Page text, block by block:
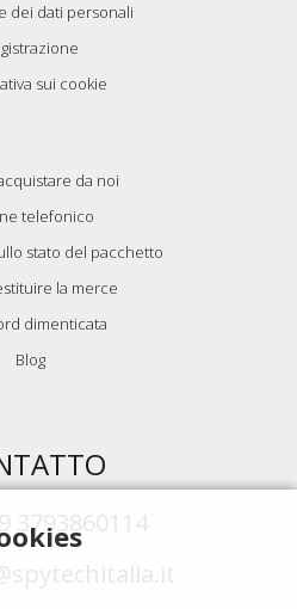
dei dati personali
sui cookie
da noi
telefonico
stato del pacchetto
la merce
dimenticata
Blog
3793860114